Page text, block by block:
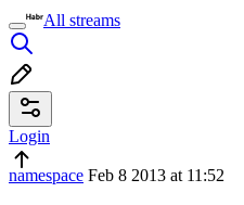
All streams
Login
namespace Feb 8 2013 at 11:52